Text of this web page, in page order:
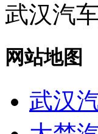
武汉汽
网站地图
武汉